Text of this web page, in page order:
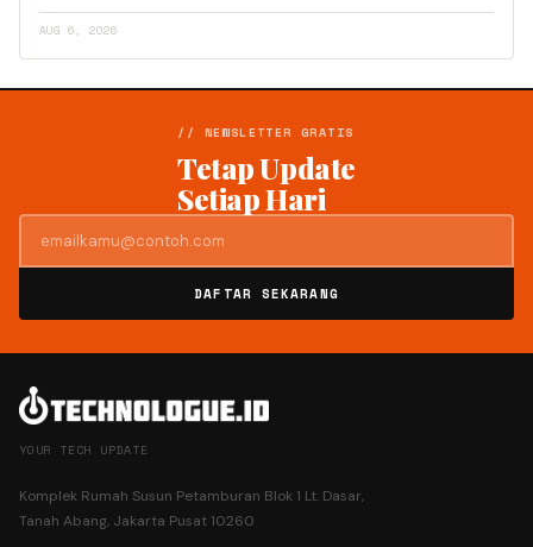
AUG 6, 2026
// NEWSLETTER GRATIS
Tetap Update
Setiap Hari
DAFTAR SEKARANG
YOUR TECH UPDATE
Komplek Rumah Susun Petamburan Blok 1 Lt. Dasar,
Tanah Abang, Jakarta Pusat 10260